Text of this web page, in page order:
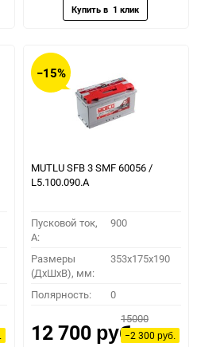
−15%
MUTLU SFB 3 SMF 60056 /
L5.100.090.A
Пусковой ток,
A:
900
Размеры
(ДхШхВ), мм:
353x175x190
Полярность: 0
12 700 руб.
15000
−2 300руб.